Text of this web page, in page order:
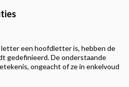
MATURITEIT
een hoofdletter is, hebben de
gedefinieerd. De onderstaande
ongeacht of ze in enkelvoud